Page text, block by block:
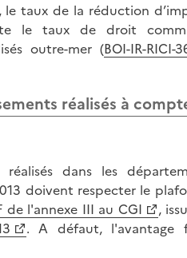
le taux de la réduction
le taux de droit
outre-mer (BOI-IR-RICI-
réalisés à
réalisés dans les
doivent respecter le
de l'annexe III au CGI
,
. A défaut, l'avantage